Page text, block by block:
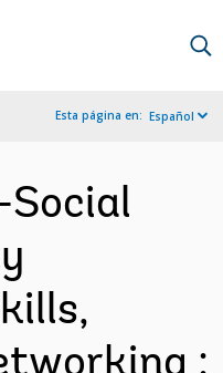
Esta página en: Español
Social